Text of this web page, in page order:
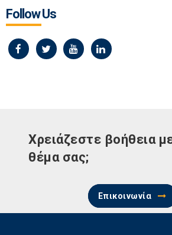
Follow Us
Χρειάζεστε βοήθεια
θέμα σας;
Επικοινωνία